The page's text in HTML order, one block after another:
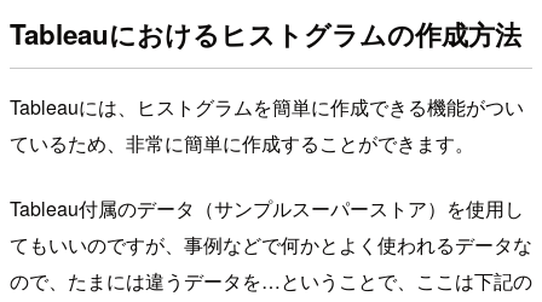
Tableauにおけるヒストグラムの作成方法
Tableauには、ヒストグラムを簡単に作成できる機能がつい
ているため、非常に簡単に作成することができます。
Tableau付属のデータ（サンプルスーパーストア）を使用し
てもいいのですが、事例などで何かとよく使われるデータな
ので、たまには違うデータを…ということで、ここは下記の